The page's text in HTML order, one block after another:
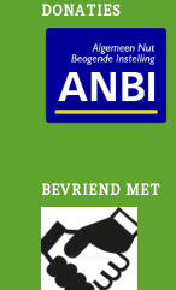
DONATIES
BEVRIEND MET